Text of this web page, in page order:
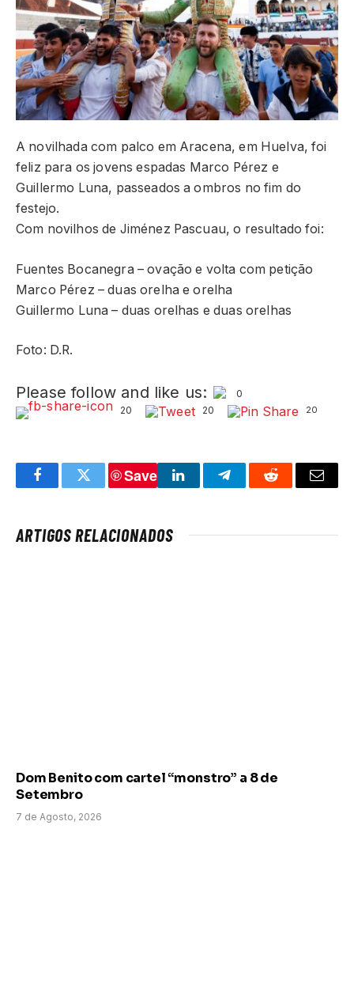
A novilhada com palco em Aracena, em Huelva, foi
feliz para os jovens espadas Marco Pérez e
Guillermo Luna, passeados a ombros no fim do
festejo.
Com novilhos de Jiménez Pascuau, o resultado foi:
Fuentes Bocanegra – ovação e volta com petição
Marco Pérez – duas orelha e orelha
Guillermo Luna – duas orelhas e duas orelhas
Foto: D.R.
Please follow and like us:
0
20
20 20
FacebookTwitter
Save
LinkedInTelegramReddit Email
ARTIGOS RELACIONADOS
Dom Benito com cartel “monstro” a 8 de
Setembro
7 de Agosto, 2026